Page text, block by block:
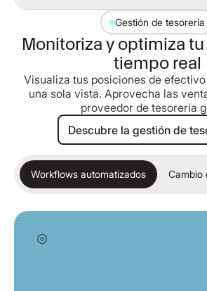
Gestión de tesorería
Monitoriza y optimiza
tiempo real
Visualiza tus posiciones de
una sola vista. Aprovecha las
proveedor de tesorería
Descubre
Descubre la gestión de
Workflows automatizados Cambio